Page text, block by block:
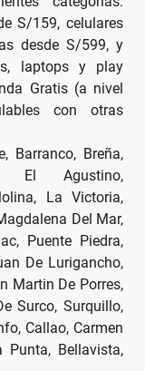
S/159, celulares
desde S/599, y
laptops y play
Gratis (a nivel
con otras
Barranco, Breña,
El Agustino,
La Victoria,
Del Mar,
Puente Piedra,
De Lurigancho,
Martin De Porres,
Surco, Surquillo,
Callao, Carmen
Punta, Bellavista,